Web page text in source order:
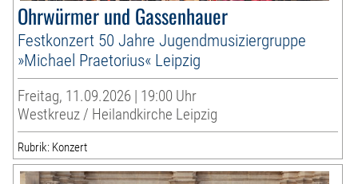
Ohrwürmer und Gassenhauer
Festkonzert 50 Jahre Jugendmusiziergruppe
»Michael Praetorius« Leipzig
Freitag, 11.09.2026 | 19:00 Uhr
Westkreuz / Heilandkirche Leipzig
Rubrik: Konzert